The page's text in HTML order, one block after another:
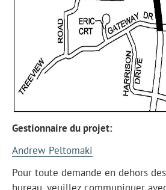
Gestionnaire du projet:
Andrew Peltomaki
Pour toute demande en dehors
bureau, veuillez communiquer